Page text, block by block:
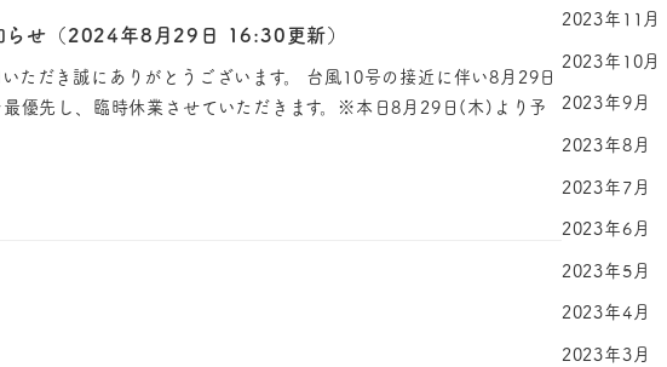
らせ（2024年8月29日 16:30更新）
ただき誠にありがとうございます。 台風10号の接近に伴い8月29日
優先し、臨時休業させていただきます。※本日8月29日(木)より予
2023年11月
2023年10月
2023年9月
2023年8月
2023年7月
2023年6月
2023年5月
2023年4月
2023年3月